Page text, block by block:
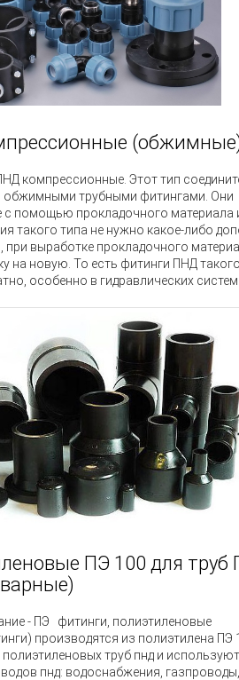
компрессионные. Этот тип
обжимными трубными фитингами. Они
с помощью прокладочного материала
такого типа не нужно какое-либо
при выработке прокладочного
на новую. То есть фитинги ПНД
особенно в гидравлических
ПЭ 100 для
- ПЭ фитинги, полиэтиленовые
производятся из полиэтилена ПЭ
полиэтиленовых труб пнд и
пнд: водоснабжения,